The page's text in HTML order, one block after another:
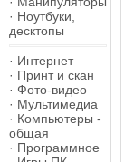
· Ноутбуки,
десктопы
· Интернет
· Принт и скан
· Фото-видео
· Мультимедиа
· Компьютеры -
общая
· Программное